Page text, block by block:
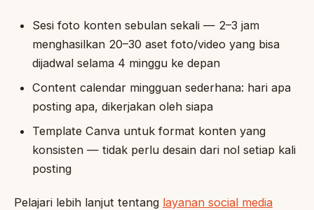
Sesi foto konten sebulan sekali — 2–3 jam
menghasilkan 20–30 aset foto/video yang bisa
dijadwal selama 4 minggu ke depan
Content calendar mingguan sederhana: hari apa
posting apa, dikerjakan oleh siapa
Template Canva untuk format konten yang
konsisten — tidak perlu desain dari nol setiap kali
posting
Pelajari lebih lanjut tentang layanan social media